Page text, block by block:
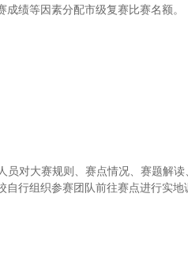
绩等因素分配市级复赛比赛名额。
员对大赛规则、赛点情况、赛题解读
行组织参赛团队前往赛点进行实地